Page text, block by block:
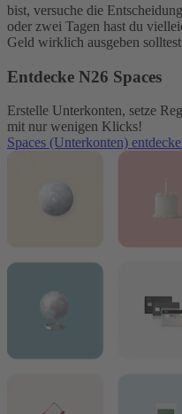
bist, versuche die
oder zwei Tagen hast du
Geld wirklich ausgeben
Entdecke N26 Spaces
Erstelle Unterkonten, setze
mit nur wenigen Klicks!
Spaces (Unterkonten)